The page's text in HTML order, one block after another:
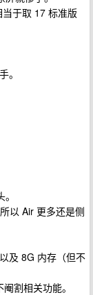
于取 17 标准版
。
以 Air 更多还是侧
及 8G 内存（但不
割相关功能。